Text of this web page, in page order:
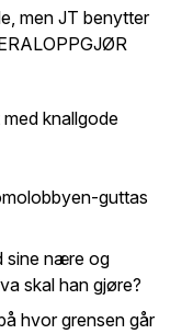
men JT benytter
knallgode
guttas
sine nære og
skal han gjøre?
hvor grensen går